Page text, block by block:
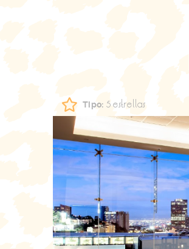
Tipo: 5 estrellas